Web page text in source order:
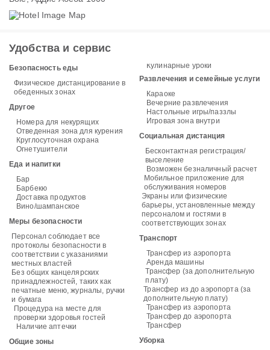
Удобства и сервис
Безопасность еды
Физическое дистанцирование в
обеденных зонах
Другое
Номера для некурящих
Отведенная зона для курения
Круглосуточная охрана
Огнетушители
Еда и напитки
Бар
Барбекю
Доставка продуктов
Вино/шампанское
Меры безопасности
Персонал соблюдает все
протоколы безопасности в
соответствии с указаниями
местных властей
Без общих канцелярских
принадлежностей, таких как
печатные меню, журналы, ручки
и бумага
Процедура на месте для
проверки здоровья гостей
Наличие аптечки
Общие зоны
Кулинарные уроки
Развлечения и семейные услуги
Караоке
Вечерние развлечения
Настольные игры/паззлы
Игровая зона внутри
Социальная дистанция
Бесконтактная регистрация/
выселение
Возможен безналичный расчет
Мобильное приложение для
обслуживания номеров
Экраны или физические
барьеры, установленные между
персоналом и гостями в
соответствующих зонах
Транспорт
Трансфер из аэропорта
Аренда машины
Трансфер (за дополнительную
плату)
Трансфер из до аэропорта (за
дополнительную плату)
Трансфер из аэропорта
Трансфер до аэропорта
Трансфер
Уборка